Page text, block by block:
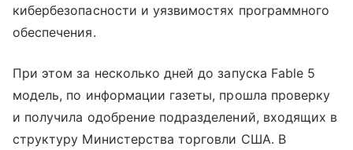
кибербезопасности и уязвимостях программного
обеспечения.
При этом за несколько дней до запуска Fable 5
модель, по информации газеты, прошла проверку
и получила одобрение подразделений, входящих в
структуру Министерства торговли США. В